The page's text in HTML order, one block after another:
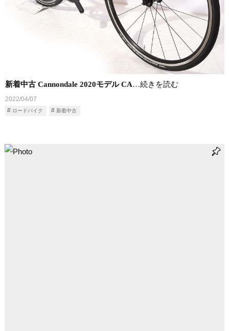
新着中古 Cannondale 2020モデル CA…続きを読む
2022/04/07
ロードバイク 新着中古